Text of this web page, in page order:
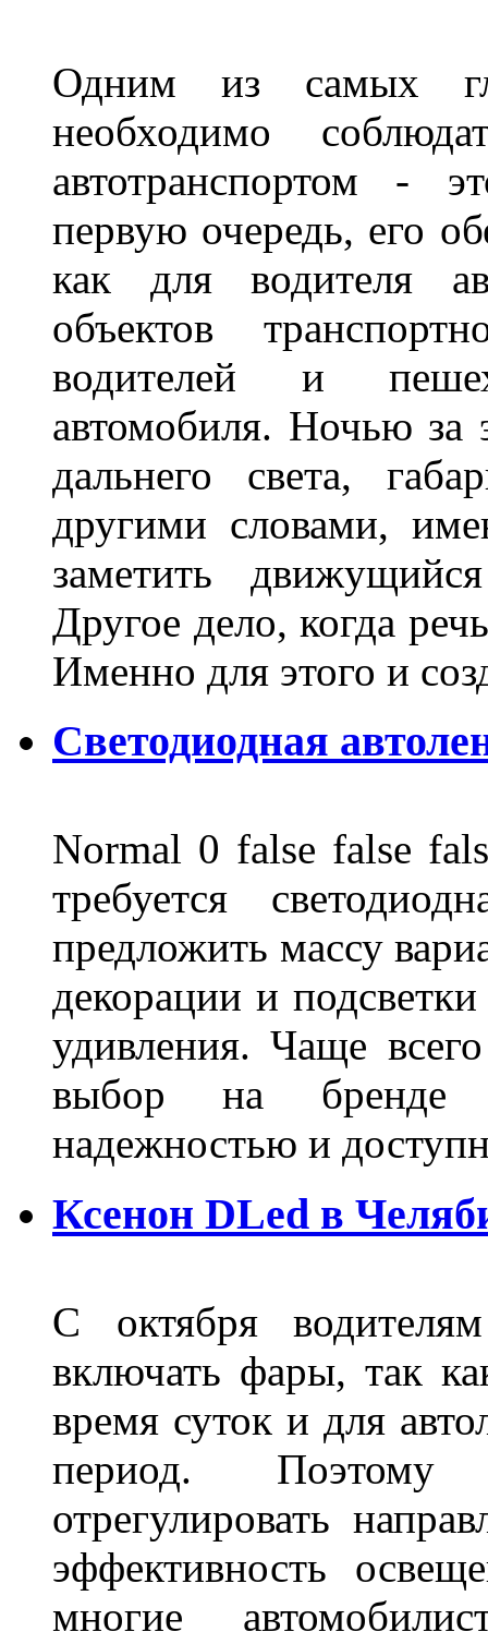
Одним из самых
необходимо
автотранспортом -
первую очередь, его
как для водителя
объектов
водителей и
автомобиля. Ночью за
дальнего света,
другими словами,
заметить
Другое дело, когда
Именно для этого и
Светодиодная
Normal 0 false false
требуется
предложить массу
декорации и
удивления. Чаще
выбор на бренде
надежностью и
Ксенон DLed в
С октября
включать фары, так
время суток и для
период. Поэтому
отрегулировать
эффективность
многие